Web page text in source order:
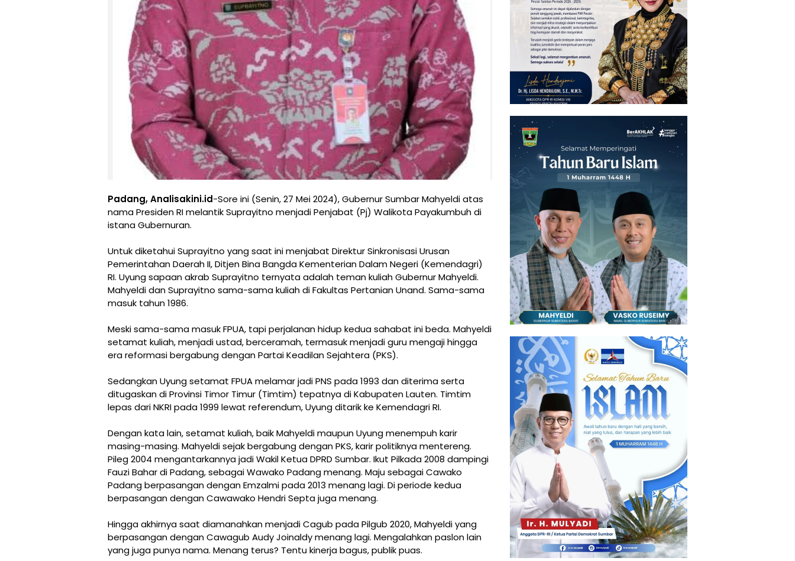
Padang, Analisakini.id-Sore ini (Senin, 27 Mei 2024), Gubernur Sumbar Mahyeldi atas
nama Presiden RI melantik Suprayitno menjadi Penjabat (Pj) Walikota Payakumbuh di
istana Gubernuran.
Untuk diketahui Suprayitno yang saat ini menjabat Direktur Sinkronisasi Urusan
Pemerintahan Daerah II, Ditjen Bina Bangda Kementerian Dalam Negeri (Kemendagri)
RI. Uyung sapaan akrab Suprayitno ternyata adalah teman kuliah Gubernur Mahyeldi.
Mahyeldi dan Suprayitno sama-sama kuliah di Fakultas Pertanian Unand. Sama-sama
masuk tahun 1986.
Meski sama-sama masuk FPUA, tapi perjalanan hidup kedua sahabat ini beda. Mahyeldi
setamat kuliah, menjadi ustad, berceramah, termasuk menjadi guru mengaji hingga
era reformasi bergabung dengan Partai Keadilan Sejahtera (PKS).
Sedangkan Uyung setamat FPUA melamar jadi PNS pada 1993 dan diterima serta
ditugaskan di Provinsi Timor Timur (Timtim) tepatnya di Kabupaten Lauten. Timtim
lepas dari NKRI pada 1999 lewat referendum, Uyung ditarik ke Kemendagri RI.
Dengan kata lain, setamat kuliah, baik Mahyeldi maupun Uyung menempuh karir
masing-masing. Mahyeldi sejak bergabung dengan PKS, karir politiknya mentereng.
Pileg 2004 mengantarkannya jadi Wakil Ketua DPRD Sumbar. Ikut Pilkada 2008 dampingi
Fauzi Bahar di Padang, sebagai Wawako Padang menang. Maju sebagai Cawako
Padang berpasangan dengan Emzalmi pada 2013 menang lagi. Di periode kedua
berpasangan dengan Cawawako Hendri Septa juga menang.
Hingga akhirnya saat diamanahkan menjadi Cagub pada Pilgub 2020, Mahyeldi yang
berpasangan dengan Cawagub Audy Joinaldy menang lagi. Mengalahkan paslon lain
yang juga punya nama. Menang terus? Tentu kinerja bagus, publik puas.